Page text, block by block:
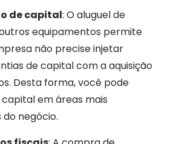
de capital: O aluguel de
equipamentos permite
não precise injetar
de capital com a aquisição
Desta forma, você pode
em áreas mais
negócio.